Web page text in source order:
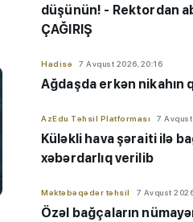
düşünün! - Rektordan
ÇAĞIRIŞ
Hadisə 7 Avqust 2026, 20:16
Ağdaşda erkən nikahın
AzEdu Təhsil Platforması 7
Küləkli hava şəraiti ilə
xəbərdarlıq verilib
Məktəbəqədər təhsil 7 Avqust
Özəl bağçaların